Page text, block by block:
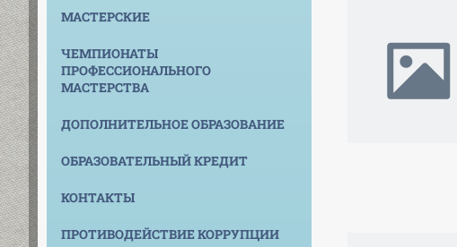
МАСТЕРСКИЕ
ЧЕМПИОНАТЫ
ПРОФЕССИОНАЛЬНОГО
МАСТЕРСТВА
ДОПОЛНИТЕЛЬНОЕ ОБРАЗОВАНИЕ
ОБРАЗОВАТЕЛЬНЫЙ КРЕДИТ
КОНТАКТЫ
ПРОТИВОДЕЙСТВИЕ КОРРУПЦИИ